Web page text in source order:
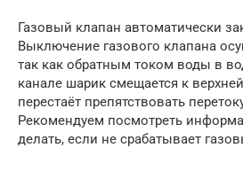
Газовый клапан автоматически
Выключение газового клапана
так как обратным током воды в
канале шарик смещается к
перестаёт препятствовать
Рекомендуем посмотреть
делать, если не срабатывает